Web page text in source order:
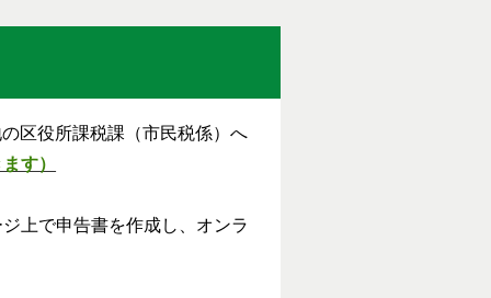
区役所課税課（市民税係）へ
す）
上で申告書を作成し、オンラ